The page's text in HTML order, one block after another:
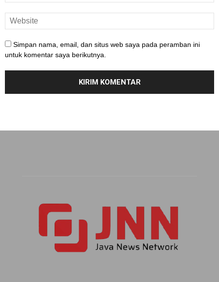
Simpan nama, email, dan situs web saya pada peramban ini
untuk komentar saya berikutnya.